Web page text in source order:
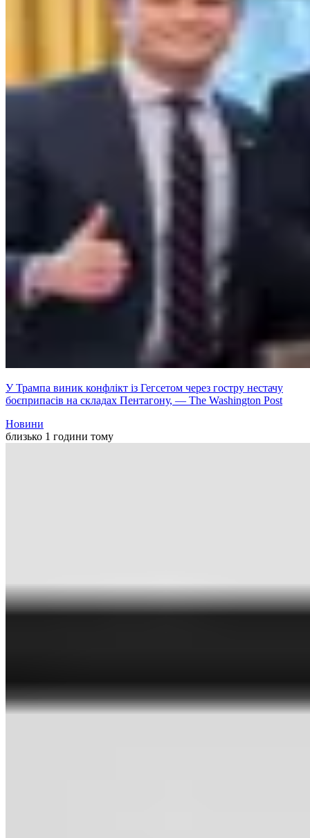
У Трампа виник конфлікт із Гегсетом через гостру нестачу
боєприпасів на складах Пентагону, — The Washington Post
Новини
близько 1 години тому